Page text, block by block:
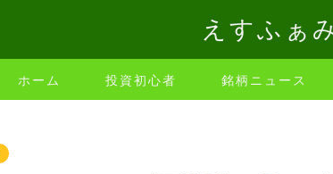
えすふぁ
ホーム 投資初心者 銘柄ニュース